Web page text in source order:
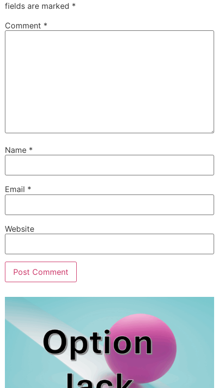
fields are marked *
Comment *
Name *
Email *
Website